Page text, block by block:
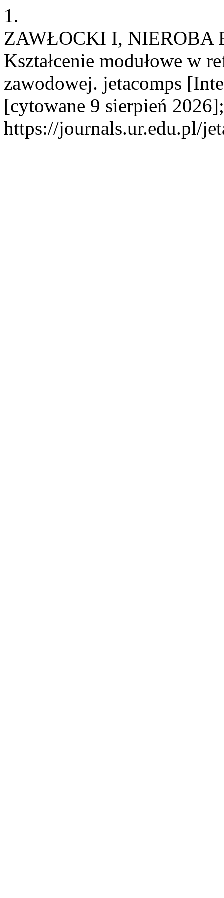
1.
ZAWŁOCKI I, NIEROBA
Kształcenie modułowe w
zawodowej. jetacomps
[cytowane 9 sierpień
https://journals.ur.edu.pl/